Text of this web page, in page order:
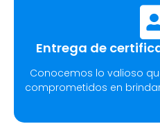
Entrega de
Conocemos lo valioso
comprometidos en